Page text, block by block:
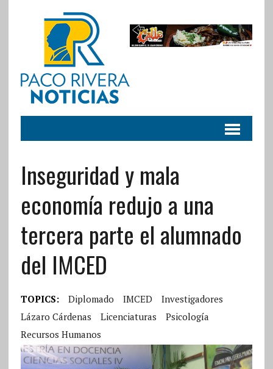
Inseguridad y mala
economía redujo a una
tercera parte el alumnado
del IMCED
TOPICS: Diplomado IMCED
Investigadores
Lázaro Cárdenas
Licenciaturas
Psicología
Recursos Humanos